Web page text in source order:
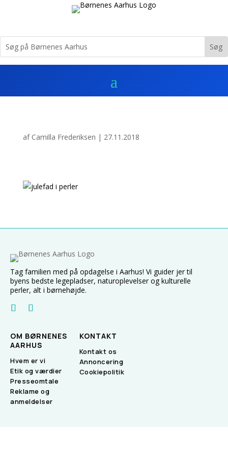
af Camilla Frederiksen | 27.11.2018
Tag familien med på opdagelse i Aarhus! Vi guider jer til
byens bedste legepladser, naturoplevelser og kulturelle
perler, alt i børnehøjde.
OM BØRNENES
AARHUS
Hvem er vi
Etik og værdier
Presseomtale
Reklame og
anmeldelser
KONTAKT
Kontakt os
Annoncering
Cookiepolitik